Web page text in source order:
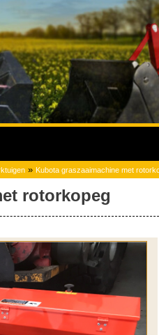
» Kubota graszaaimachine met
rotorkopeg